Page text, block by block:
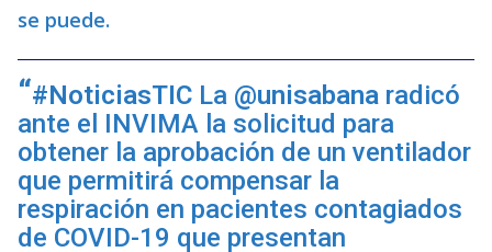
se puede.
#NoticiasTICLa @unisabanaradicó
ante el INVIMA la solicitud para
obtener la aprobación de un ventilador
que permitirá compensar la
respiración en pacientes contagiados
de COVID-19 que presentan